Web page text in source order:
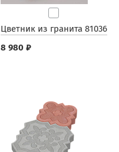
Цветник из гранита 81036
8 980 ₽